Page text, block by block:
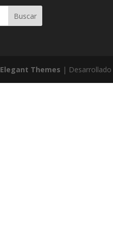
Elegant Themes |